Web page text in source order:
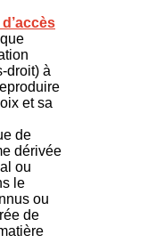
droit) à
et sa
de
dérivée
ou
le
ou
de